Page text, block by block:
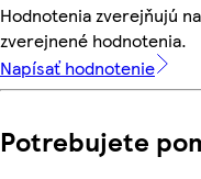
Hodnotenia zverejňujú
zverejnené hodnotenia.
Napísať hodnotenie
Potrebujete